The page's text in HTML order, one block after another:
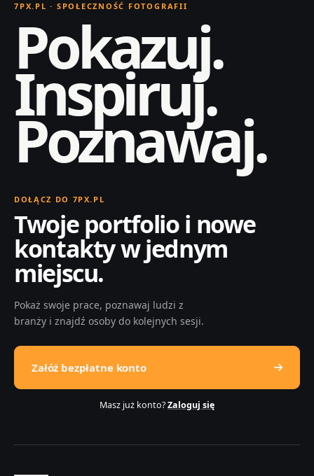
7PX.PL · SPOŁECZNOŚĆ FOTOGRAFII
Pokazuj.
Inspiruj.
Poznawaj.
DOŁĄCZ DO 7PX.PL
Twoje portfolio i nowe
kontakty w jednym
miejscu.
Pokaż swoje prace, poznawaj ludzi z
branży i znajdź osoby do kolejnych sesji.
Załóż bezpłatne konto
Masz już konto?Zaloguj się